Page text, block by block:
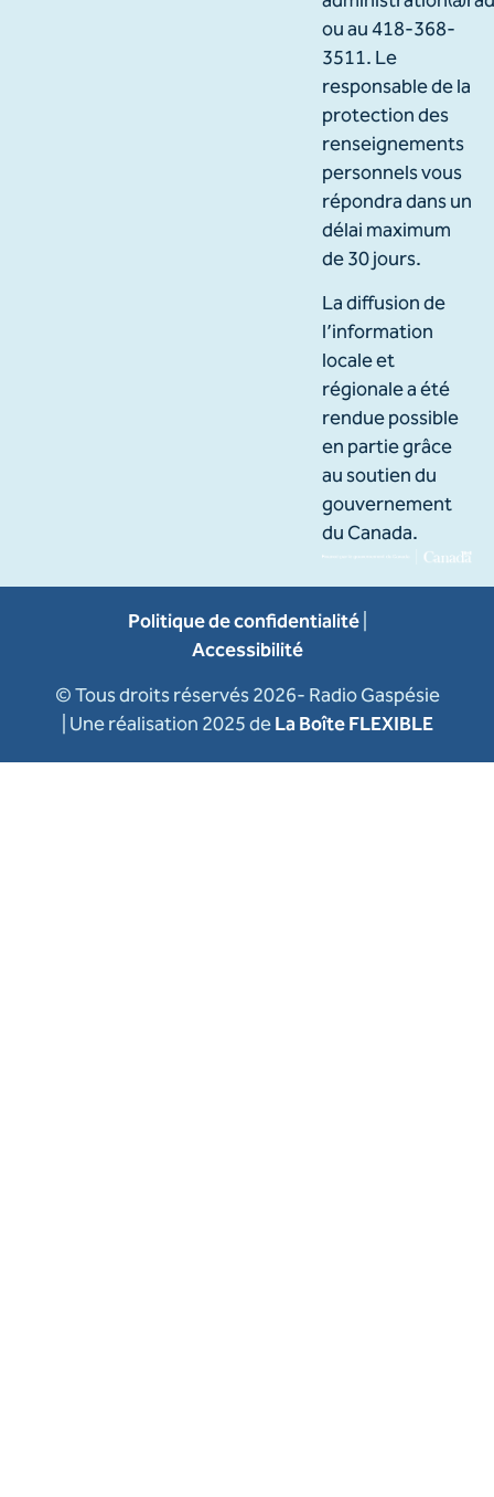
ou au 418-368-
3511. Le
responsable de la
protection des
renseignements
personnels vous
répondra dans un
délai maximum
de 30 jours.
La diffusion de
l’information
locale et
régionale a été
rendue possible
en partie grâce
au soutien du
gouvernement
du Canada.
© Tous droits réservés 2026- Radio Gaspésie
| Une réalisation 2025 deLa Boîte FLEXIBLE
Politique de confidentialité|
Accessibilité